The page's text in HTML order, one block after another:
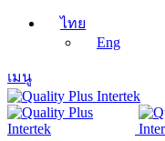
ไทย
Eng
เมนู